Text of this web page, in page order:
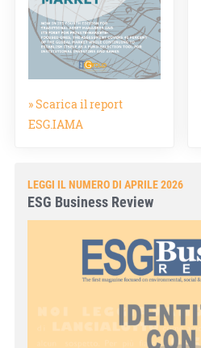
» Scarica il report
ESG.IAMA
LEGGI IL NUMERO DI APRILE 2026
ESG Business Review